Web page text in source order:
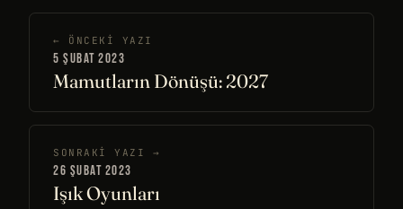
← ÖNCEKI YAZI
5 ŞUBAT 2023
Mamutların Dönüşü: 2027
SONRAKI YAZI →
26 ŞUBAT 2023
Işık Oyunları